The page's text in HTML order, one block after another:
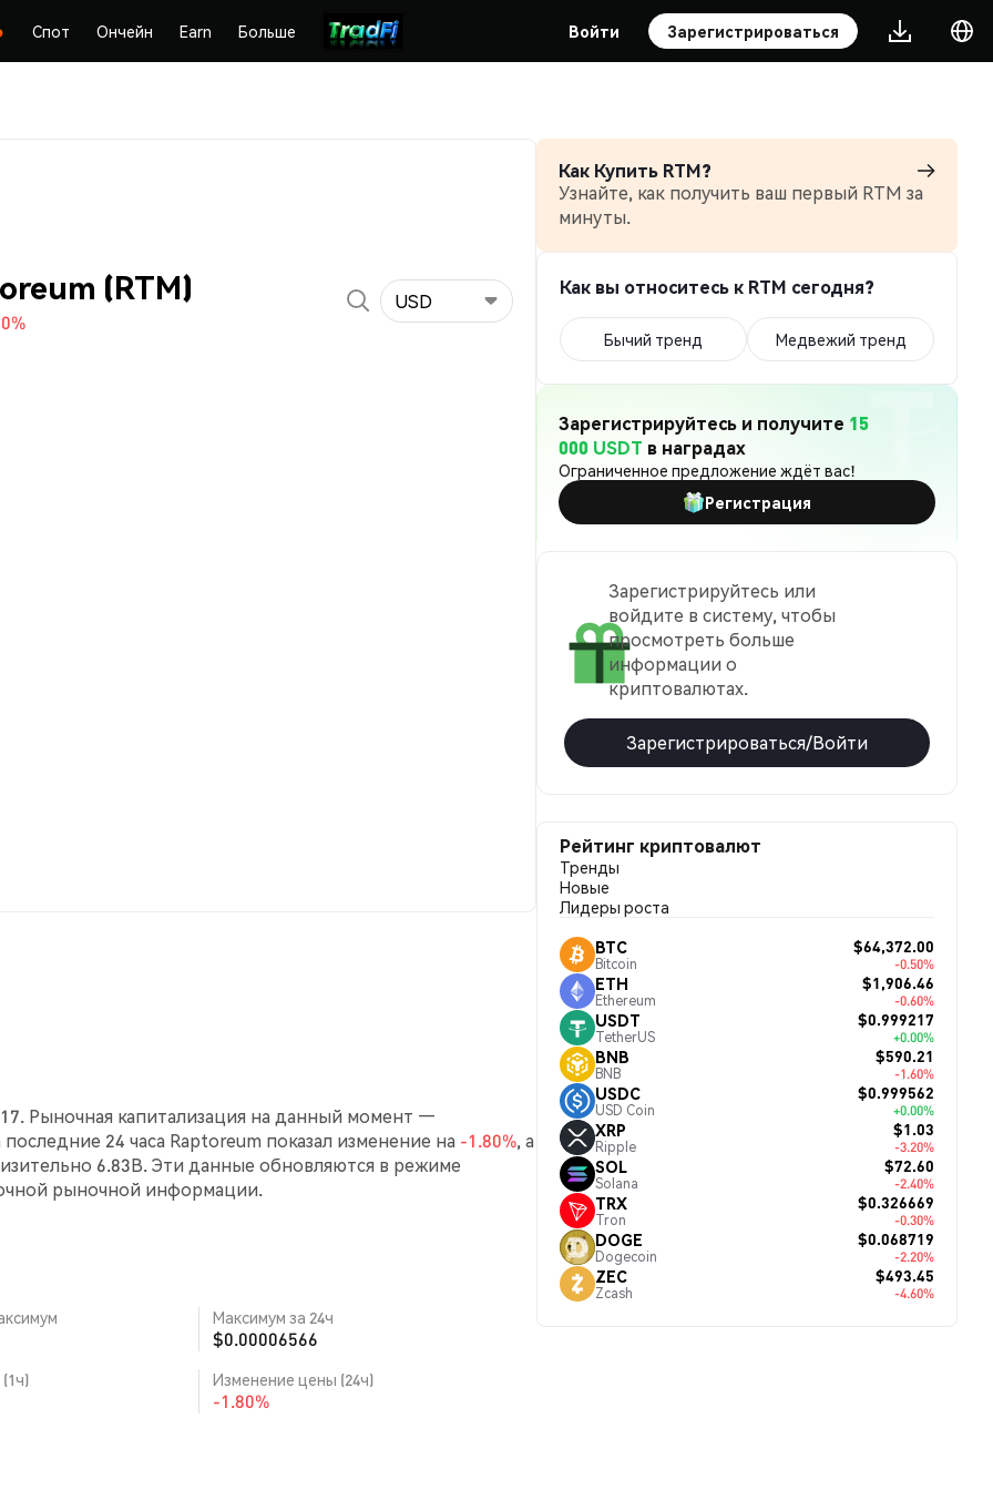
Спот Ончейн Earn Больше Войти Зарегистрироваться
(RTM) USD
Рыночная капитализация на данный момент —
24 часа Raptoreum показал изменение на -1.80%, а
6.83B. Эти данные обновляются в режиме
рыночной информации.
Максимум за 24ч
$0.00006566
Изменение цены (24ч)
-1.80%
Как Купить RTM?
Узнайте, как получить ваш первый RTM за
минуты.
Как вы относитесь к RTM сегодня?
Бычий тренд Медвежий тренд
Зарегистрируйтесь и получите 15
000 USDT в наградах
Ограниченное предложение ждёт вас!
Регистрация
Зарегистрируйтесь или
войдите в систему, чтобы
просмотреть больше
информации о
криптовалютах.
Зарегистрироваться/Войти
Рейтинг криптовалют
Тренды
Новые
Лидеры роста
BTC
Bitcoin
$64,372.00
-0.50%
ETH
Ethereum
$1,906.46
-0.60%
USDT
TetherUS
$0.999217
+0.00%
BNB
BNB
$590.21
-1.60%
USDC
USD Coin
$0.999562
+0.00%
XRP
Ripple
$1.03
-3.20%
SOL
Solana
$72.60
-2.40%
TRX
Tron
$0.326669
-0.30%
DOGE
Dogecoin
$0.068719
-2.20%
ZEC
Zcash
$493.45
-4.60%